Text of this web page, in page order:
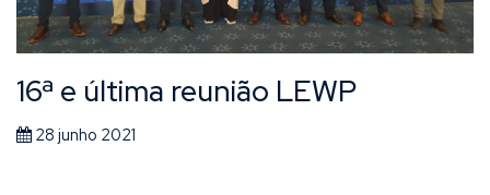
16ª e última reunião LEWP
28 junho 2021